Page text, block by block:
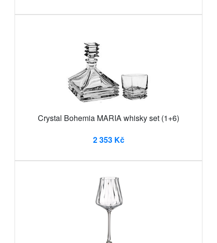
Crystal Bohemia MARIA whisky set (1+6)
2 353 Kč